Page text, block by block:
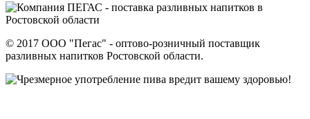
© 2017 ООО "Пегас" - оптово-розничный поставщик
разливных напитков Ростовской области.